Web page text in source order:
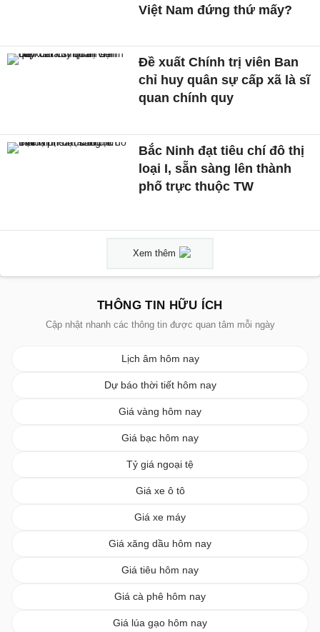
Việt Nam đứng thứ mấy?
Đề xuất Chính trị viên Ban
chỉ huy quân sự cấp xã là sĩ
quan chính quy
Bắc Ninh đạt tiêu chí đô thị
loại I, sẵn sàng lên thành
phố trực thuộc TW
Xem thêm
THÔNG TIN HỮU ÍCH
Cập nhật nhanh các thông tin được quan tâm mỗi ngày
Lịch âm hôm nay
Dự báo thời tiết hôm nay
Giá vàng hôm nay
Giá bạc hôm nay
Tỷ giá ngoại tệ
Giá xe ô tô
Giá xe máy
Giá xăng dầu hôm nay
Giá tiêu hôm nay
Giá cà phê hôm nay
Giá lúa gạo hôm nay